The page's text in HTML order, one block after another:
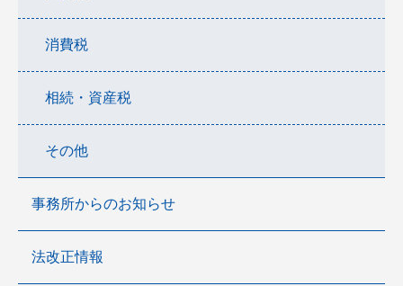
消費税
相続・資産税
その他
事務所からのお知らせ
法改正情報